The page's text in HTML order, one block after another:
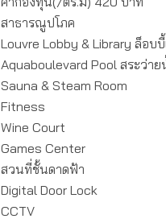
สาธารณูปโภค
Louvre Lobby & Library ล็อ
Aquaboulevard Pool สระว่าย
Sauna & Steam Room
Fitness
Wine Court
Games Center
สวนที่ชั้นดาดฟ้า
Digital Door Lock
CCTV